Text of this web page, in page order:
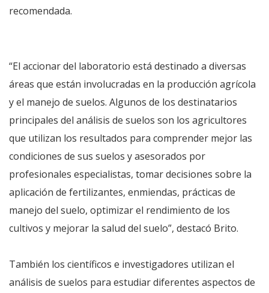
recomendada.
“El accionar del laboratorio está destinado a diversas
áreas que están involucradas en la producción agrícola
y el manejo de suelos. Algunos de los destinatarios
principales del análisis de suelos son los agricultores
que utilizan los resultados para comprender mejor las
condiciones de sus suelos y asesorados por
profesionales especialistas, tomar decisiones sobre la
aplicación de fertilizantes, enmiendas, prácticas de
manejo del suelo, optimizar el rendimiento de los
cultivos y mejorar la salud del suelo”, destacó Brito.
También los científicos e investigadores utilizan el
análisis de suelos para estudiar diferentes aspectos de